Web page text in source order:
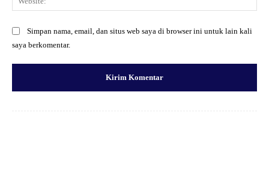
Simpan nama, email, dan situs web saya di browser ini untuk lain kali
saya berkomentar.